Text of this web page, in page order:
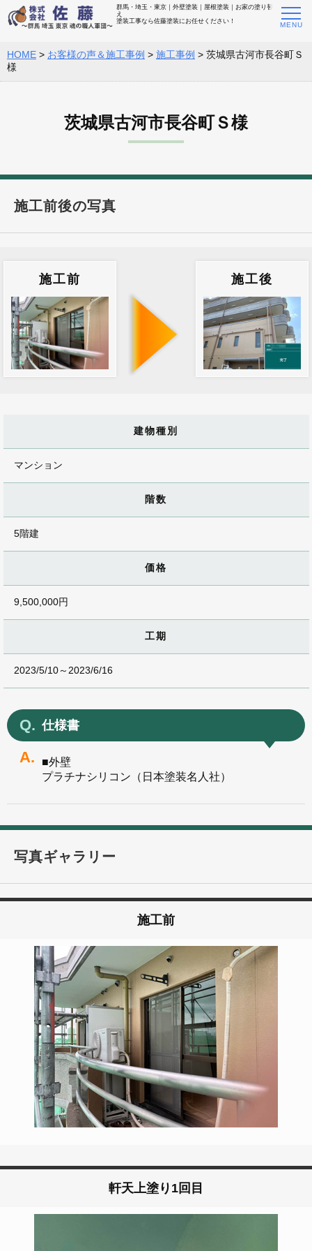
群馬・埼玉・東京｜外壁塗装｜屋根塗装｜お家の塗り替
え
塗装工事なら佐藤塗装にお任せください！
HOME > お客様の声＆施工事例 > 施工事例 > 茨城県古河市長谷町Ｓ
様
茨城県古河市長谷町Ｓ様
施工前後の写真
施工前 施工後
建物種別
マンション
階数
5階建
価格
9,500,000円
工期
2023/5/10～2023/6/16
仕様書
■外壁
プラチナシリコン（日本塗装名人社）
写真ギャラリー
施工前
軒天上塗り1回目